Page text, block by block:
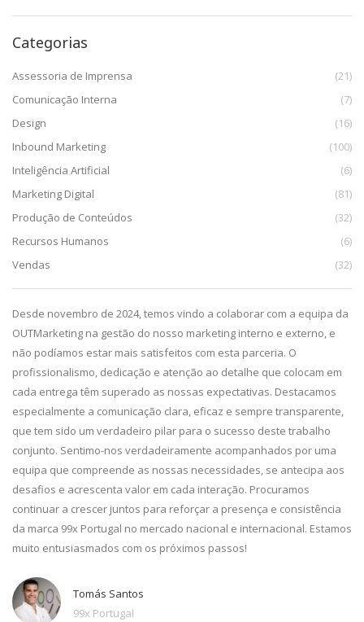
Categorias
Assessoria de Imprensa
(21)
Comunicação Interna
(7)
Design
(16)
Inbound Marketing
(100)
Inteligência Artificial
(6)
Marketing Digital
(81)
Produção de Conteúdos
(32)
Recursos Humanos
(6)
Vendas
(32)
Desde novembro de 2024, temos vindo a colaborar com a equipa da
OUTMarketing na gestão do nosso marketing interno e externo, e
não podíamos estar mais satisfeitos com esta parceria. O
profissionalismo, dedicação e atenção ao detalhe que colocam em
cada entrega têm superado as nossas expectativas. Destacamos
especialmente a comunicação clara, eficaz e sempre transparente,
que tem sido um verdadeiro pilar para o sucesso deste trabalho
conjunto. Sentimo-nos verdadeiramente acompanhados por uma
equipa que compreende as nossas necessidades, se antecipa aos
desafios e acrescenta valor em cada interação. Procuramos
continuar a crescer juntos para reforçar a presença e consistência
da marca 99x Portugal no mercado nacional e internacional. Estamos
muito entusiasmados com os próximos passos!
Tomás Santos
99x Portugal